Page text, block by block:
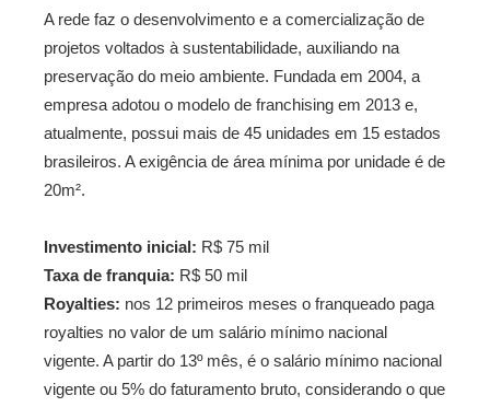
A rede faz o desenvolvimento e a comercialização de
projetos voltados à sustentabilidade, auxiliando na
preservação do meio ambiente. Fundada em 2004, a
empresa adotou o modelo de franchising em 2013 e,
atualmente, possui mais de 45 unidades em 15 estados
brasileiros. A exigência de área mínima por unidade é de
20m².
Investimento inicial: R$ 75 mil
Taxa de franquia: R$ 50 mil
Royalties: nos 12 primeiros meses o franqueado paga
royalties no valor de um salário mínimo nacional
vigente. A partir do 13º mês, é o salário mínimo nacional
vigente ou 5% do faturamento bruto, considerando o que